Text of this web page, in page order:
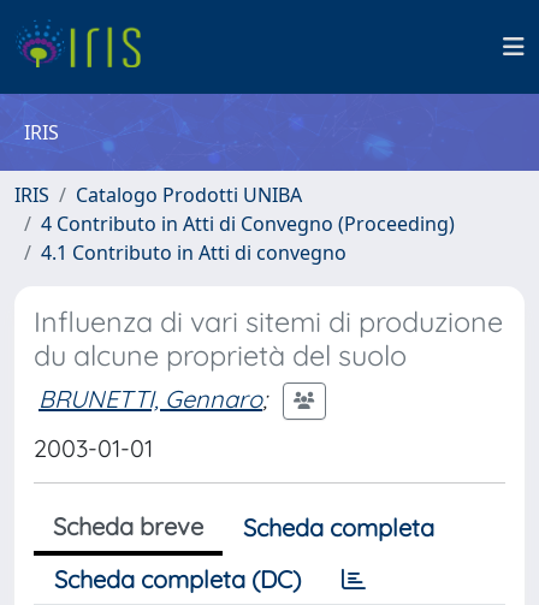
IRIS
IRIS
Catalogo Prodotti UNIBA
4 Contributo in Atti di Convegno (Proceeding)
4.1 Contributo in Atti di convegno
Influenza di vari sitemi di produzione
du alcune proprietà del suolo
BRUNETTI, Gennaro;
2003-01-01
Scheda breve
Scheda completa
Scheda completa (DC)